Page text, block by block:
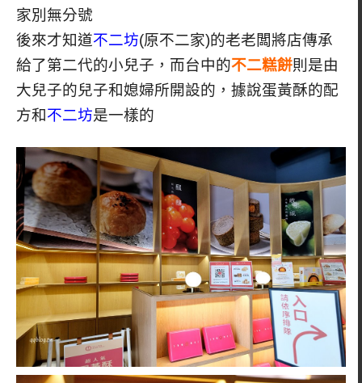
家別無分號
後來才知道不二坊(原不二家)的老老闆將店傳承
給了第二代的小兒子，而台中的不二糕餅則是由
大兒子的兒子和媳婦所開設的，據說蛋黃酥的配
方和不二坊是一樣的